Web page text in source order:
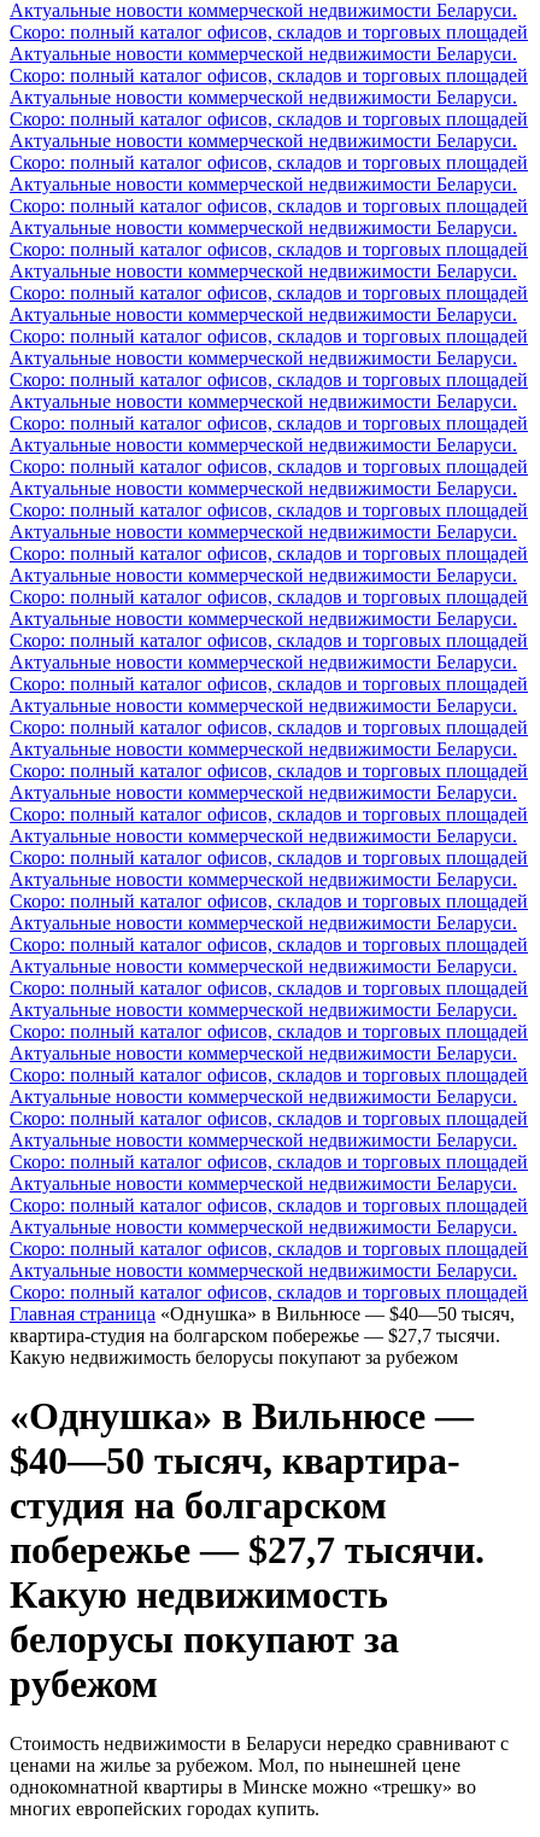
Актуальные новости коммерческой недвижимости Беларуси.
Скоро: полный каталог офисов, складов и торговых площадей
Актуальные новости коммерческой недвижимости Беларуси.
Скоро: полный каталог офисов, складов и торговых площадей
Актуальные новости коммерческой недвижимости Беларуси.
Скоро: полный каталог офисов, складов и торговых площадей
Актуальные новости коммерческой недвижимости Беларуси.
Скоро: полный каталог офисов, складов и торговых площадей
Актуальные новости коммерческой недвижимости Беларуси.
Скоро: полный каталог офисов, складов и торговых площадей
Актуальные новости коммерческой недвижимости Беларуси.
Скоро: полный каталог офисов, складов и торговых площадей
Актуальные новости коммерческой недвижимости Беларуси.
Скоро: полный каталог офисов, складов и торговых площадей
Актуальные новости коммерческой недвижимости Беларуси.
Скоро: полный каталог офисов, складов и торговых площадей
Актуальные новости коммерческой недвижимости Беларуси.
Скоро: полный каталог офисов, складов и торговых площадей
Актуальные новости коммерческой недвижимости Беларуси.
Скоро: полный каталог офисов, складов и торговых площадей
Актуальные новости коммерческой недвижимости Беларуси.
Скоро: полный каталог офисов, складов и торговых площадей
Актуальные новости коммерческой недвижимости Беларуси.
Скоро: полный каталог офисов, складов и торговых площадей
Актуальные новости коммерческой недвижимости Беларуси.
Скоро: полный каталог офисов, складов и торговых площадей
Актуальные новости коммерческой недвижимости Беларуси.
Скоро: полный каталог офисов, складов и торговых площадей
Актуальные новости коммерческой недвижимости Беларуси.
Скоро: полный каталог офисов, складов и торговых площадей
Актуальные новости коммерческой недвижимости Беларуси.
Скоро: полный каталог офисов, складов и торговых площадей
Актуальные новости коммерческой недвижимости Беларуси.
Скоро: полный каталог офисов, складов и торговых площадей
Актуальные новости коммерческой недвижимости Беларуси.
Скоро: полный каталог офисов, складов и торговых площадей
Актуальные новости коммерческой недвижимости Беларуси.
Скоро: полный каталог офисов, складов и торговых площадей
Актуальные новости коммерческой недвижимости Беларуси.
Скоро: полный каталог офисов, складов и торговых площадей
Актуальные новости коммерческой недвижимости Беларуси.
Скоро: полный каталог офисов, складов и торговых площадей
Актуальные новости коммерческой недвижимости Беларуси.
Скоро: полный каталог офисов, складов и торговых площадей
Актуальные новости коммерческой недвижимости Беларуси.
Скоро: полный каталог офисов, складов и торговых площадей
Актуальные новости коммерческой недвижимости Беларуси.
Скоро: полный каталог офисов, складов и торговых площадей
Актуальные новости коммерческой недвижимости Беларуси.
Скоро: полный каталог офисов, складов и торговых площадей
Актуальные новости коммерческой недвижимости Беларуси.
Скоро: полный каталог офисов, складов и торговых площадей
Актуальные новости коммерческой недвижимости Беларуси.
Скоро: полный каталог офисов, складов и торговых площадей
Актуальные новости коммерческой недвижимости Беларуси.
Скоро: полный каталог офисов, складов и торговых площадей
Актуальные новости коммерческой недвижимости Беларуси.
Скоро: полный каталог офисов, складов и торговых площадей
Актуальные новости коммерческой недвижимости Беларуси.
Скоро: полный каталог офисов, складов и торговых площадей
Главная страница «Однушка» в Вильнюсе — $40—50 тысяч,
квартира-студия на болгарском побережье — $27,7 тысячи.
Какую недвижимость белорусы покупают за рубежом
«Однушка» в Вильнюсе —
$40—50 тысяч, квартира-
студия на болгарском
побережье — $27,7 тысячи.
Какую недвижимость
белорусы покупают за
рубежом
Стоимость недвижимости в Беларуси нередко сравнивают с
ценами на жилье за рубежом. Мол, по нынешней цене
однокомнатной квартиры в Минске можно «трешку» во
многих европейских городах купить.